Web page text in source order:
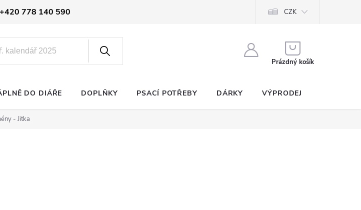
+420 778 140 590 CZK
KOŠÍK
Prázdný košík
DO DIÁŘE DOPLŇKY PSACÍ POTŘEBY DÁRKY VÝPRODEJ
- Jitka